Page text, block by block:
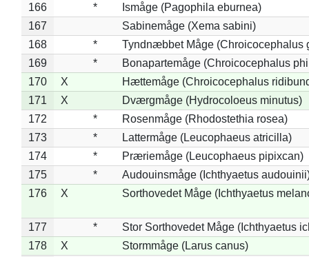
166
*
Ismåge (Pagophila eburnea)
167
Sabinemåge (Xema sabini)
168
*
Tyndnæbbet Måge (Chroicocephalus
169
*
Bonapartemåge (Chroicocephalus
170
X
Hættemåge (Chroicocephalus
171
X
Dværgmåge (Hydrocoloeus minutus)
172
*
Rosenmåge (Rhodostethia rosea)
173
*
Lattermåge (Leucophaeus atricilla)
174
*
Præriemåge (Leucophaeus pipixcan)
175
*
Audouinsmåge (Ichthyaetus
176
X Sorthovedet Måge (Ichthyaetus
177 *
Stor Sorthovedet Måge (Ichthyaetus
178
X
Stormmåge (Larus canus)